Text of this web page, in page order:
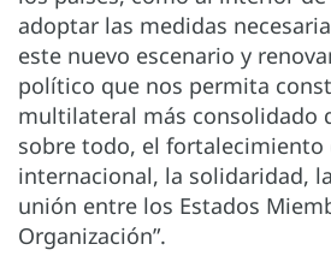
adoptar las medidas
este nuevo escenario y
político que nos permita
multilateral más consolidado
sobre todo, el fortalecimiento
internacional, la solidaridad,
unión entre los Estados
Organización”.